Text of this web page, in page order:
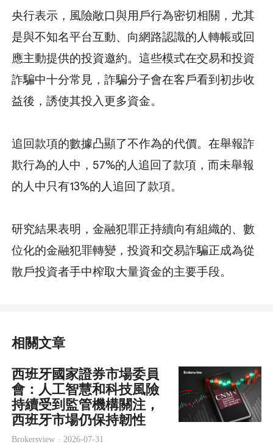
央行表示，風險敞口與用戶行為密切相關，尤其
是與不知名平台互動、向網路認識的人轉帳或回
應主動提供的投資邀約。這些模式在交易和投資
詐騙中十分常見，詐騙分子會在客戶看到初步收
益後，誘使其投入更多資金。
追回款項的數據凸顯了不作為的代價。在舉報詐
欺行為的人中，57%的人追回了款項，而未舉報
的人中只有13%的人追回了款項。
研究結果表明，金融犯罪正持續向有組織的、數
位化的金融犯罪轉變，投資和交易詐騙正成為從
散戶投資者手中榨取大量資金的主要手段。
相關文章
西班牙國家證券市場委員
會：人工智慧和科技風險
持續受到監管機構關注，
西班牙市場仍保持韌性
Brokersview · 2026-07-31